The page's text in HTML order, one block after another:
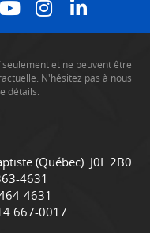
et ne peuvent être
N'hésitez pas à nous
détails.
(Québec) J0L 2B0
4631
4631
667-0017